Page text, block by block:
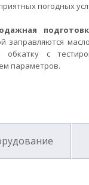
погодных
заправляются
обкатку с
параметров.